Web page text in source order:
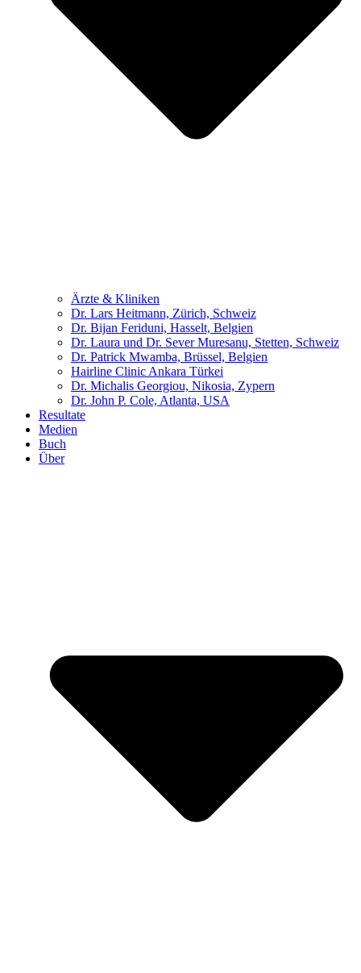
Ärzte & Kliniken
Dr. Lars Heitmann, Zürich, Schweiz
Dr. Bijan Feriduni, Hasselt, Belgien
Dr. Laura und Dr. Sever Muresanu, Stetten, Schweiz
Dr. Patrick Mwamba, Brüssel, Belgien
Hairline Clinic Ankara Türkei
Dr. Michalis Georgiou, Nikosia, Zypern
Dr. John P. Cole, Atlanta, USA
Resultate
Medien
Buch
Über